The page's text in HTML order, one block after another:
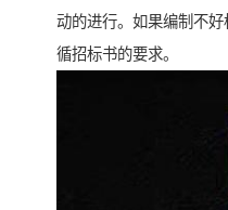
动的进行。如果编制不
循招标书的要求。